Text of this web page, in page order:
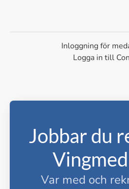
Inloggning för
Logga in till
Jobbar du
Var med och